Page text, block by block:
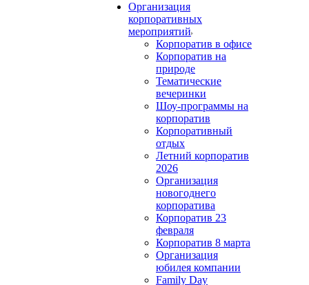
Организация
корпоративных
мероприятий
Корпоратив в офисе
Корпоратив на
природе
Тематические
вечеринки
Шоу-программы на
корпоратив
Корпоративный
отдых
Летний корпоратив
2026
Организация
новогоднего
корпоратива
Корпоратив 23
февраля
Корпоратив 8 марта
Организация
юбилея компании
Family Day